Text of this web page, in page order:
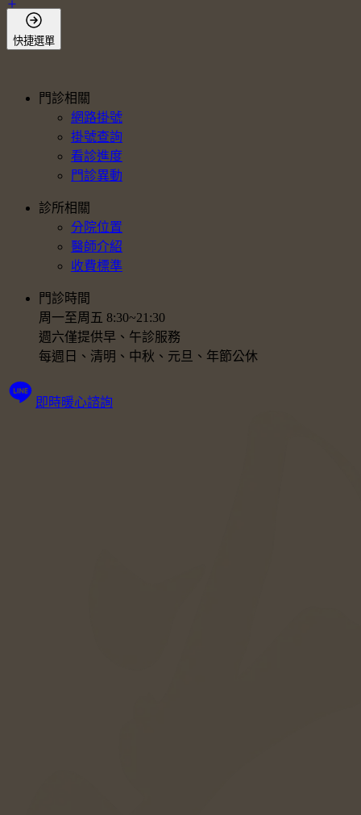
會員登入
快捷選單
門診相關
網路掛號
掛號查詢
看診進度
門診異動
診所相關
分院位置
醫師介紹
收費標準
門診時間
周一至周五 8:30~21:30
週六僅提供早、午診服務
每週日、清明、中秋、元旦、年節公休
即時暖心諮詢